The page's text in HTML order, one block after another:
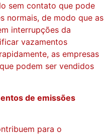
sem contato que pode
normais, de modo que as
interrupções da
vazamentos
as empresas
podem ser vendidos
de emissões
para o